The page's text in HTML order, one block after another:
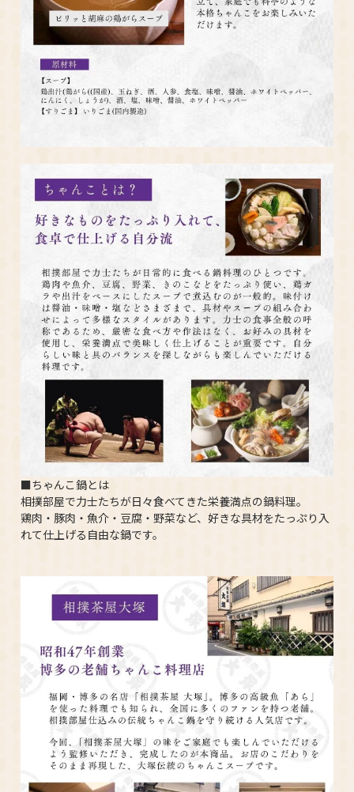
■ちゃんこ鍋とは
相撲部屋で力士たちが日々食べてきた栄養満点の鍋料理。
鶏肉・豚肉・魚介・豆腐・野菜など、好きな具材をたっぷり入
れて仕上げる自由な鍋です。